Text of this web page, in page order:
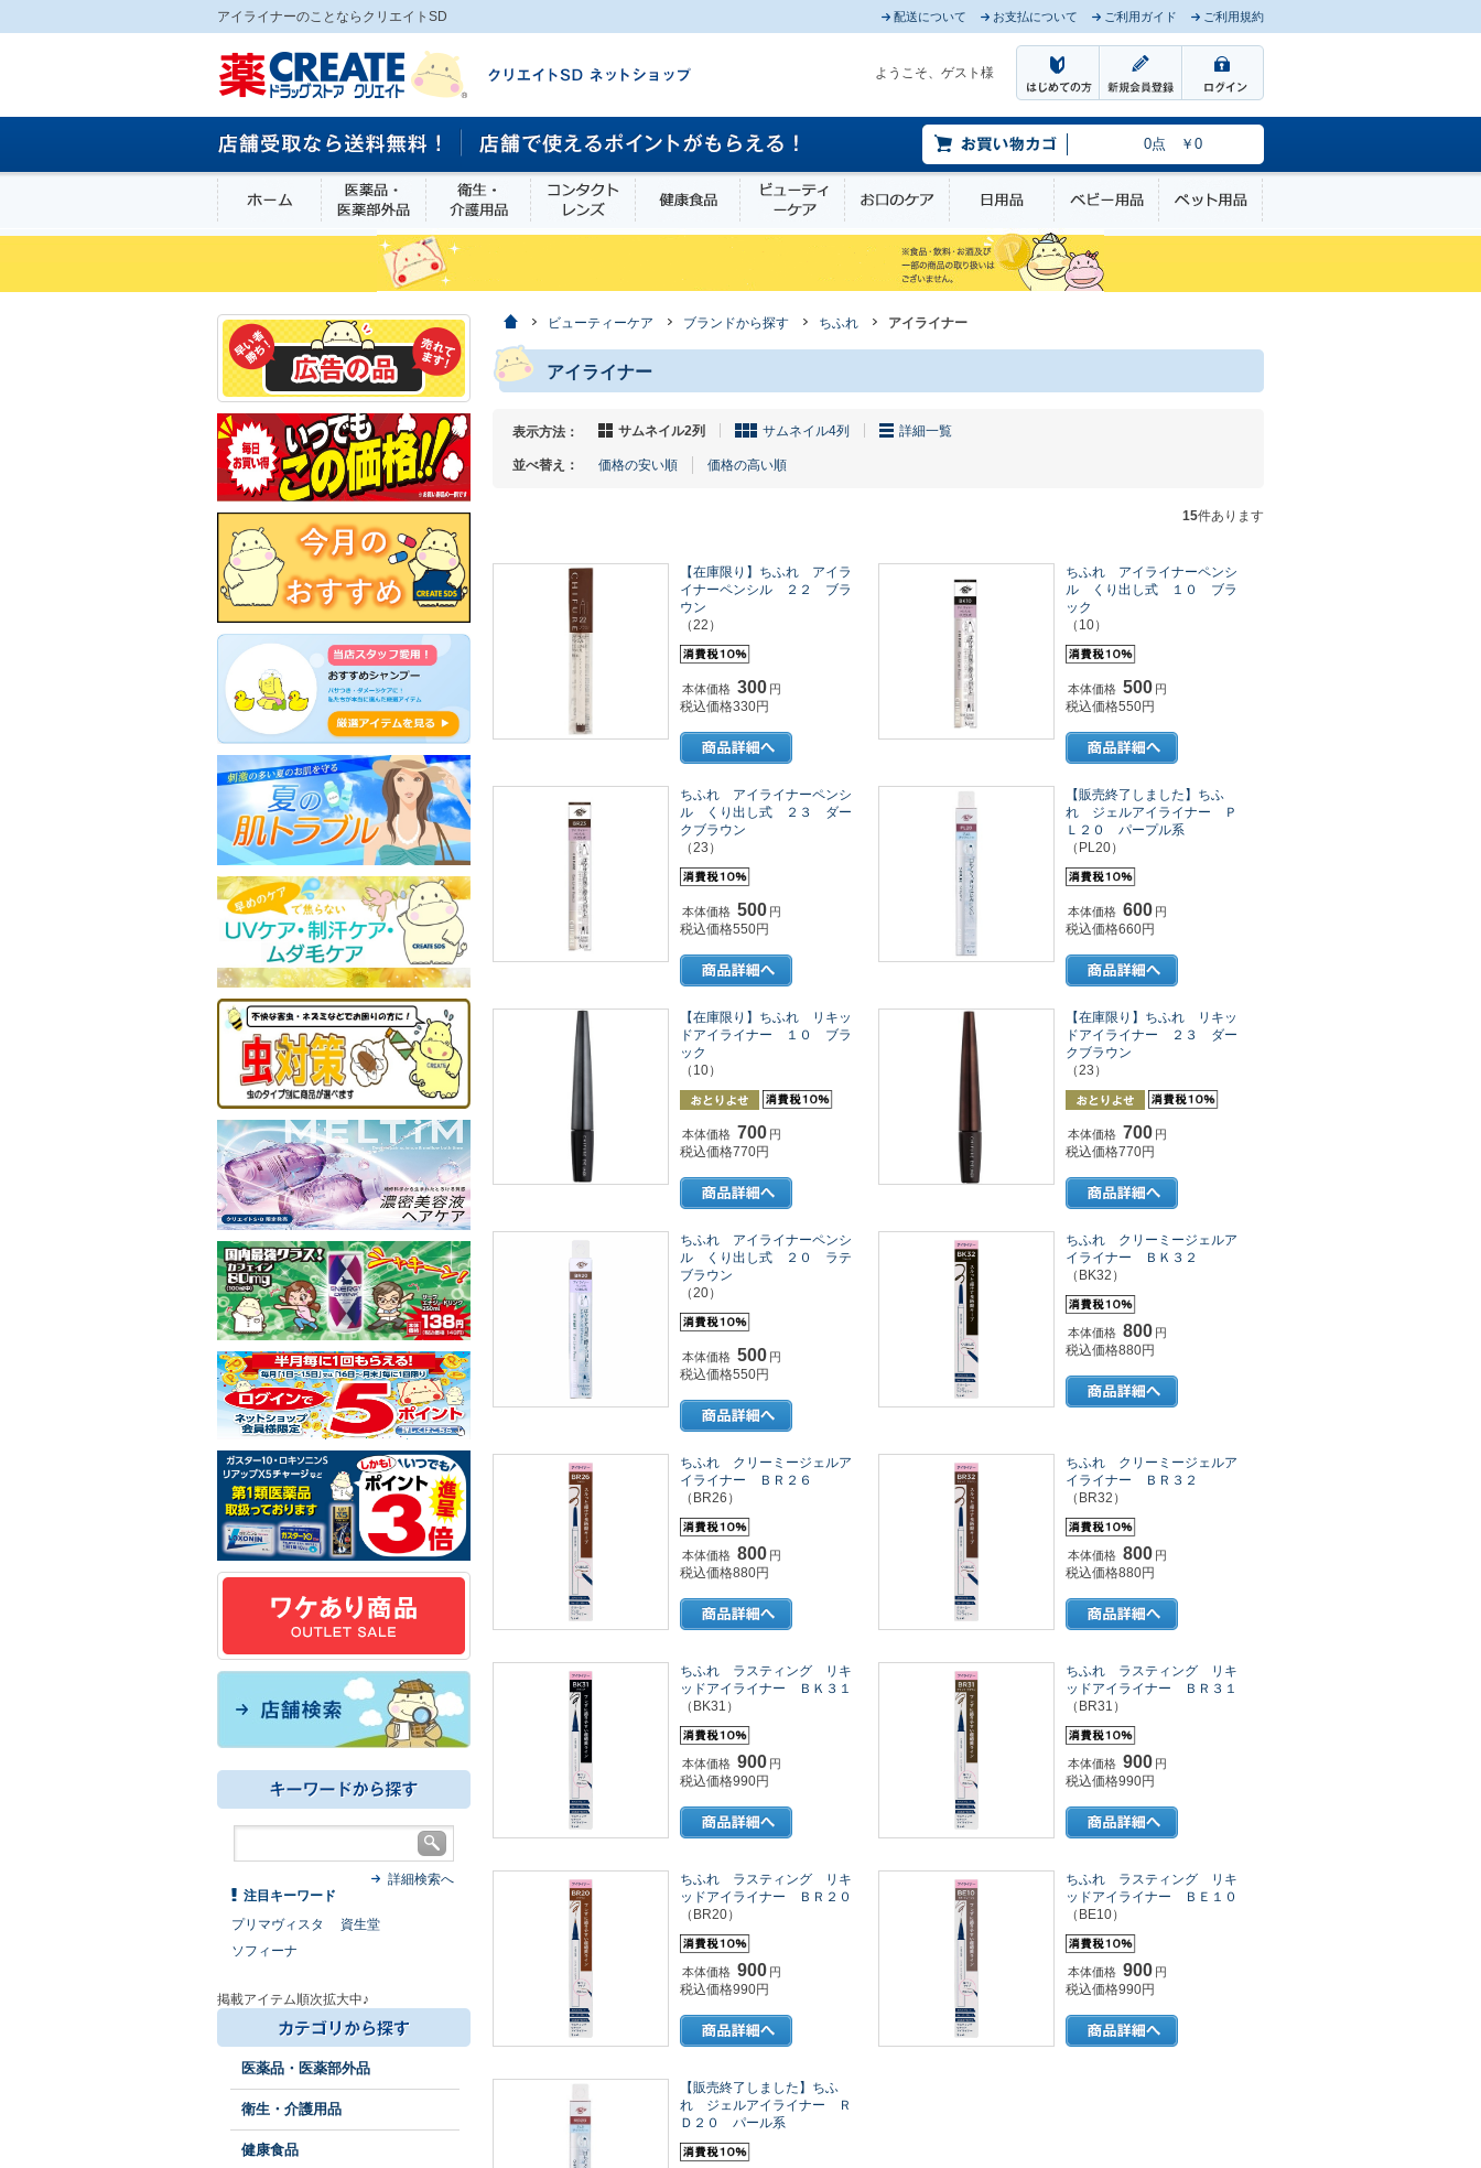
アイライナーのことならクリエイトSD 配送について お支払について ご利用ガイド ご利用規約
ようこそ、ゲスト様
0点 ￥0
ホーム 医薬品・医薬部外品衛生・介護用品 コンタクトレンズ健康食品 ビューティーケアお口のケア 日用品 ベビー用品 ペット用品
ホームビューティーケア ブランドから探す ちふれ アイライナー
アイライナー
表示方法： サムネイル2列 サムネイル4列 詳細一覧
並べ替え： 価格の安い順 価格の高い順
15件あります
【在庫限り】ちふれ アイラ
イナーペンシル ２２ ブラ
ウン
（22）
本体価格 300 円
税込価格330円
ちふれ アイライナーペンシ
ル くり出し式 １０ ブラ
ック
（10）
本体価格 500 円
税込価格550円
ちふれ アイライナーペンシ
ル くり出し式 ２３ ダー
クブラウン
（23）
本体価格 500 円
税込価格550円
【販売終了しました】ちふ
れ ジェルアイライナー Ｐ
Ｌ２０ パープル系
（PL20）
本体価格 600 円
税込価格660円
【在庫限り】ちふれ リキッ
ドアイライナー １０ ブラ
ック
（10）
本体価格 700 円
税込価格770円
【在庫限り】ちふれ リキッ
ドアイライナー ２３ ダー
クブラウン
（23）
本体価格 700 円
税込価格770円
ちふれ アイライナーペンシ
ル くり出し式 ２０ ラテ
ブラウン
（20）
本体価格 500 円
税込価格550円
ちふれ クリーミージェルア
イライナー ＢＫ３２
（BK32）
本体価格 800 円
税込価格880円
ちふれ クリーミージェルア
イライナー ＢＲ２６
（BR26）
本体価格 800 円
税込価格880円
ちふれ クリーミージェルア
イライナー ＢＲ３２
（BR32）
本体価格 800 円
税込価格880円
ちふれ ラスティング リキ
ッドアイライナー ＢＫ３１
（BK31）
本体価格 900 円
税込価格990円
ちふれ ラスティング リキ
ッドアイライナー ＢＲ３１
（BR31）
本体価格 900 円
税込価格990円
ちふれ ラスティング リキ
ッドアイライナー ＢＲ２０
（BR20）
本体価格 900 円
税込価格990円
ちふれ ラスティング リキ
ッドアイライナー ＢＥ１０
（BE10）
本体価格 900 円
税込価格990円
【販売終了しました】ちふ
れ ジェルアイライナー Ｒ
Ｄ２０ パール系
詳細検索へ
注目キーワード
プリマヴィスタ
資生堂
ソフィーナ
掲載アイテム順次拡大中♪
医薬品・医薬部外品
衛生・介護用品
健康食品